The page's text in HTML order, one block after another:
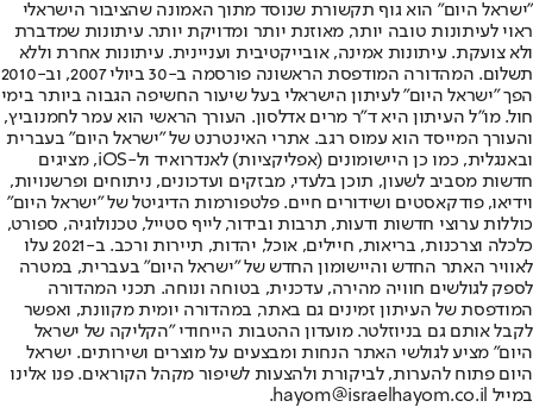
"ישראל היום" הוא גוף תקשורת שנוסד מתוך האמונה שהציבור הישראלי
ראוי לעיתונות טובה יותר, מאוזנת יותר ומדויקת יותר. עיתונות שמדברת
ולא צועקת. עיתונות אמינה, אובייקטיבית ועניינית. עיתונות אחרת וללא
תשלום. המהדורה המודפסת הראשונה פורסמה ב-30 ביולי 2007, וב-2010
הפך "ישראל היום" לעיתון הישראלי בעל שיעור החשיפה הגבוה ביותר בימי
חול. מו"ל העיתון היא ד"ר מרים אדלסון. העורך הראשי הוא עמר לחמנוביץ,
והעורך המייסד הוא עמוס רגב. אתרי האינטרנט של "ישראל היום" בעברית
ובאנגלית, כמו כן היישומונים (אפליקציות) לאנדרואיד ול-iOS, מציגים
חדשות מסביב לשעון, תוכן בלעדי, מבזקים ועדכונים, ניתוחים ופרשנויות,
וידיאו, פודקאסטים ושידורים חיים. פלטפורמות הדיגיטל של "ישראל היום"
כוללות ערוצי חדשות ודעות, תרבות ובידור, לייף סטייל, טכנולוגיה, ספורט,
כלכלה וצרכנות, בריאות, חיילים, אוכל, יהדות, תיירות ורכב. ב-2021 עלו
לאוויר האתר החדש והיישומון החדש של "ישראל היום" בעברית, במטרה
לספק לגולשים חוויה מהירה, עדכנית, בטוחה ונוחה. תכני המהדורה
המודפסת של העיתון זמינים גם באתר, במהדורה יומית מקוונת, ואפשר
לקבל אותם גם בניוזלטר. מועדון ההטבות הייחודי "הקליקה של ישראל
היום" מציע לגולשי האתר הנחות ומבצעים על מוצרים ושירותים. ישראל
היום פתוח להערות, לביקורת ולהצעות לשיפור מקהל הקוראים. פנו אלינו
במייל hayom@israelhayom.co.il.